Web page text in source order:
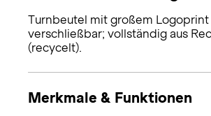
Turnbeutel mit großem
verschließbar; vollständig aus
(recycelt).
Merkmale & Funktionen